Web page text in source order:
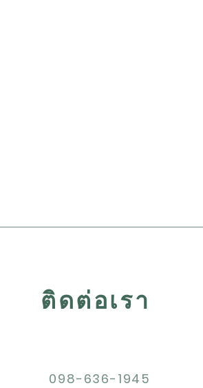
ติดต่อเรา
098-636-1945